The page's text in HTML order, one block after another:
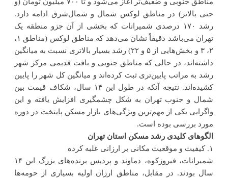
حتی بالاتر) در مناطق لوکس شمال و شمال‌شرق ادامه دارد.
رشد ۱۷۰ درصدی شمیرانات که بخشی از آن جزو منطقه یک
تهران می‌باشد دقیقاً نشان می‌دهد که مناطق لوکس (مناطق ۱،
۲، ۳ و بخش‌هایی از ۵ و ۲۲) رشد بسیار بالاتری نسبت به میانگین
داشته‌اند، در حالی که مناطق جنوبی و بافت قدیمی مرکز شهر
رشد به مراتب پایین‌تری ثبت کرده‌اند و میانگین کل شهر را پایین
کشیده‌اند. نتیجه آنکه در طول این ۱۴ سال، شکاف قیمت بین
شمال و جنوب تهران به شکل چشمگیری افزایش یافته و این
واگرایی یکی از مهم‌ترین ویژگی‌های بازار مسکن پایتخت در دوره
مورد بررسی بوده است.
الگوهای کلیدی رشد مسکن استان تهران
۱. کیفیت و موقعیت مکانی بر ارزانی غلبه کرده
شمیرانات، فیروزکوه، دماوند و پردیس برنده‌های بزرگ این ۱۴
سال بودند. در مقابل، مناطق ارزان اولیه بسیاری از حومه‌ها